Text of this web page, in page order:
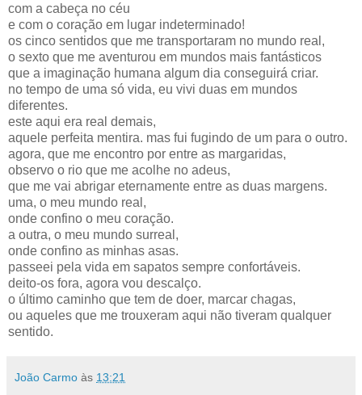
com a cabeça no céu
e com o coração em lugar indeterminado!
os cinco sentidos que me transportaram no mundo real,
o sexto que me aventurou em mundos mais fantásticos
que a imaginação humana algum dia conseguirá criar.
no tempo de uma só vida, eu vivi duas em mundos
diferentes.
este aqui era real demais,
aquele perfeita mentira. mas fui fugindo de um para o outro.
agora, que me encontro por entre as margaridas,
observo o rio que me acolhe no adeus,
que me vai abrigar eternamente entre as duas margens.
uma, o meu mundo real,
onde confino o meu coração.
a outra, o meu mundo surreal,
onde confino as minhas asas.
passeei pela vida em sapatos sempre confortáveis.
deito-os fora, agora vou descalço.
o último caminho que tem de doer, marcar chagas,
ou aqueles que me trouxeram aqui não tiveram qualquer
sentido.
João Carmo às 13:21